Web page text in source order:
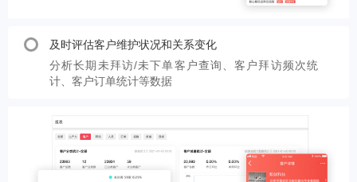
及时评估客户维护状况和关系变化
分析长期未拜访/未下单客户查询、客户拜访频次统
计、客户订单统计等数据